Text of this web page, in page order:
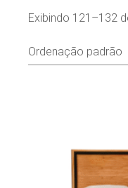
Exibindo 121–132